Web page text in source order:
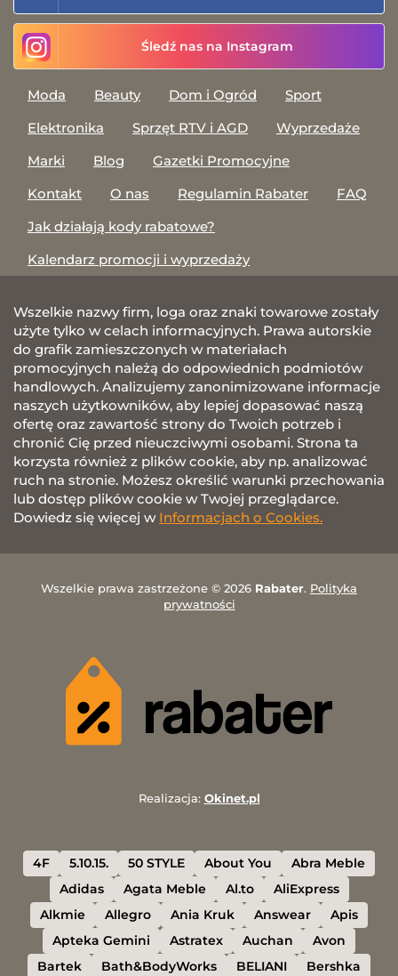
Śledź nas na Instagram
Moda Beauty Dom i Ogród
Sport
Elektronika
Sprzęt RTV i AGD
Wyprzedaże
Marki
Blog
Gazetki Promocyjne
Kontakt
O nas Regulamin Rabater
FAQ
Jak działają kody rabatowe?
Kalendarz promocji i wyprzedaży
Wszelkie nazwy firm, loga oraz znaki towarowe zostały
użyte tylko w celach informacyjnych. Prawa autorskie
do grafik zamieszczonych w materiałach
promocyjnych należą do odpowiednich podmiotów
handlowych. Analizujemy zanonimizowane informacje
naszych użytkowników, aby lepiej dopasować naszą
ofertę oraz zawartość strony do Twoich potrzeb i
chronić Cię przed nieuczciwymi osobami. Strona ta
korzysta również z plików cookie, aby np. analizować
ruch na stronie. Możesz określić warunki przechowania
lub dostęp plików cookie w Twojej przeglądarce.
Dowiedz się więcej w Informacjach o Cookies.
Wszelkie prawa zastrzeżone © 2026 Rabater. Polityka
prywatności
Realizacja: Okinet.pl
4F 5.10.15. 50 STYLE About You
Abra Meble
Adidas
Agata Meble Al.to
AliExpress
Alkmie
Allegro Ania Kruk Answear
Apis
Apteka Gemini
Astratex Auchan
Avon
Bartek
Bath&BodyWorks BELIANI Bershka